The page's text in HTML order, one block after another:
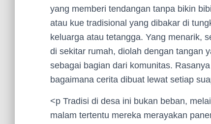
yang memberi tendangan tanpa bikin
atau kue tradisional yang dibakar di
keluarga atau tetangga. Yang menarik,
di sekitar rumah, diolah dengan tangan
sebagai bagian dari komunitas.
bagaimana cerita dibuat lewat setiap
<p Tradisi di desa ini bukan beban,
malam tertentu mereka merayakan